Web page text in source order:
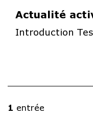
Actualité
Introduction
1 entrée